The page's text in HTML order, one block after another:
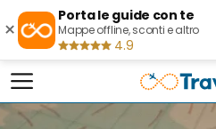
×
Porta le guide con te
Mappe offline, sconti e altro
4.9